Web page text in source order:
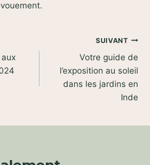
SUIVANT
Votre guide de
l’exposition au soleil
dans les jardins en
Inde